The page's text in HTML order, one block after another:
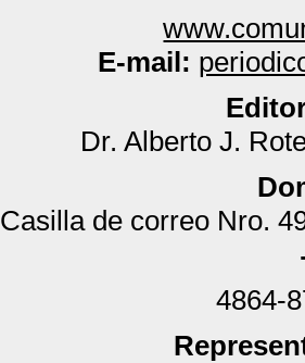
E-mail:
Dr. Alberto J.
Casilla de correo Nro.
4864-